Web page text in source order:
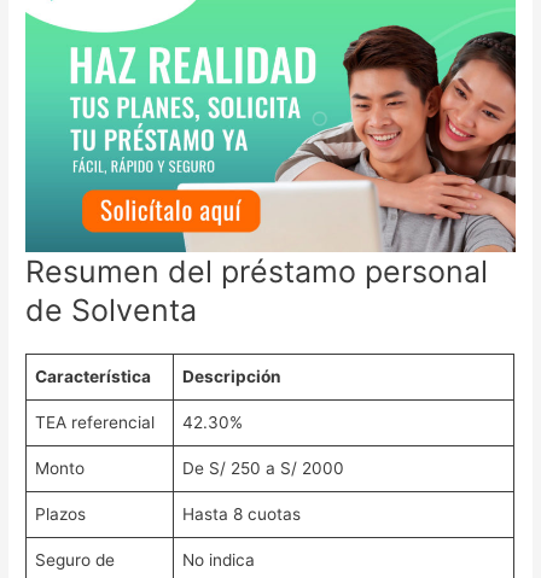
Resumen del préstamo personal
de Solventa
Característica Descripción
TEA referencial 42.30%
Monto De S/ 250 a S/ 2000
Plazos Hasta 8 cuotas
Seguro de
No indica